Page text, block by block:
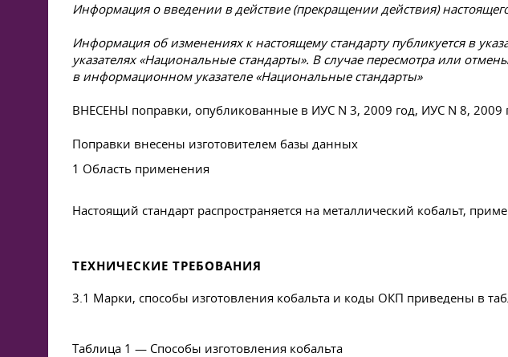
Информация о введении в действие (прекращении действия)
Информация об изменениях к настоящему стандарту публикуется в
указателях «Национальные стандарты». В случае пересмотра или
в информационном указателе «Национальные стандарты»
ВНЕСЕНЫ поправки, опубликованные в ИУС N 3, 2009 год, ИУС N 8, 2009
Поправки внесены изготовителем базы данных
1 Область применения
Настоящий стандарт распространяется на металлический кобальт,
ТЕХНИЧЕСКИЕ ТРЕБОВАНИЯ
3.1 Марки, способы изготовления кобальта и коды ОКП приведены в
Таблица 1 — Способы изготовления кобальта